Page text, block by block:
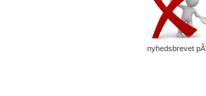
nyhedsbrevet